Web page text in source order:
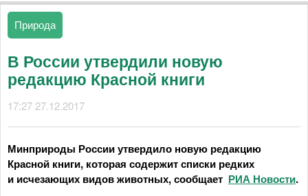
Природа
В России утвердили новую
редакцию Красной книги
17:27 27.12.2017
Минприроды России утвердило новую редакцию
Красной книги, которая содержит списки редких
и исчезающих видов животных, сообщает РИА Новости.